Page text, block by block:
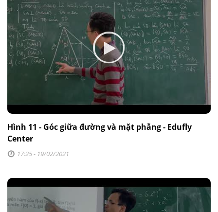
Hình 11 - Góc giữa đường và mặt phẳng - Edufly
Center
17:25 - 19/02/2021